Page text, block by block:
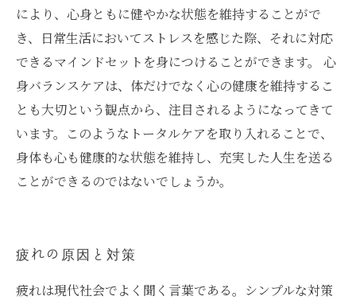
により、心身ともに健やかな状態を維持することがで
き、日常生活においてストレスを感じた際、それに対応
できるマインドセットを身につけることができます。 心
身バランスケアは、体だけでなく心の健康を維持するこ
とも大切という観点から、注目されるようになってきて
います。このようなトータルケアを取り入れることで、
身体も心も健康的な状態を維持し、充実した人生を送る
ことができるのではないでしょうか。
疲れの原因と対策
疲れは現代社会でよく聞く言葉である。シンプルな対策